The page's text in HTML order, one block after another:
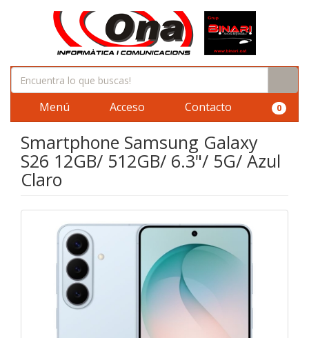
Menú Acceso Contacto 0
Smartphone Samsung Galaxy
S26 12GB/ 512GB/ 6.3"/ 5G/ Azul
Claro